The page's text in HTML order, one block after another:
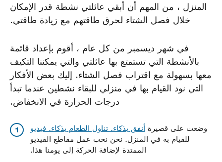
المنزل ، من المهم أن أبقي عائلتي نشطة قدر الإمكان
خلال فصل الشتاء لحرق طاقتهم مع زيادة طاقتي.
في شهر ديسمبر من كل عام ، أقوم بإعداد قائمة
بالأنشطة التي تستمتع بها عائلتي والتي يمكننا التكيف
معها بسهولة مع اقتراب فصل الشتاء. إليك بعض الأفكار
التي نود القيام بها في منزلي للبقاء نشطين عندما تبدأ
درجات الحرارة في الانخفاض.
1 وضعت على قصيرة أنفق بذكاء. تناول الطعام بذكاء. فيديو
للقيام به في المنزل. نحن نحب عمل مقاطع الفيديو
الممتدة لإضافة الحركة إلى يومنا هذا.